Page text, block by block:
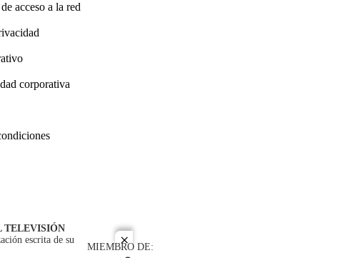
close
acceso a la red
corporativa
TELEVISIÓN
escrita de su
MIEMBRO DE: